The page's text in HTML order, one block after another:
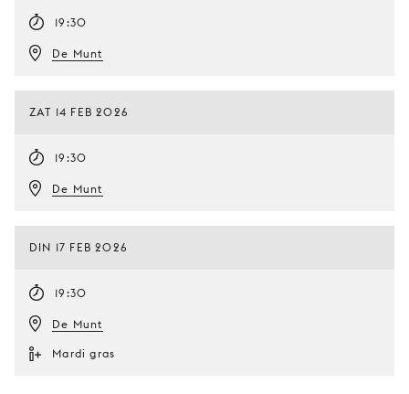
19:30
De Munt
ZAT 14 FEB 2026
19:30
De Munt
DIN 17 FEB 2026
19:30
De Munt
Mardi gras